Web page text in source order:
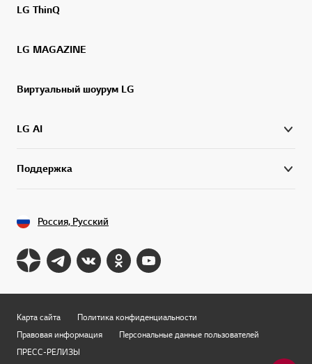
LG ThinQ
LG MAGAZINE
Виртуальный шоурум LG
LG AI
Поддержка
Россия, Русский
Карта сайта
Политика конфиденциальности
Правовая информация
Персональные данные пользователей
ПРЕСС-РЕЛИЗЫ